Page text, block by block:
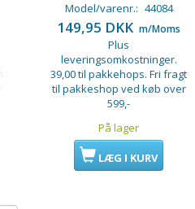
Model/varenr.: 44084
149,95 DKK m/Moms
Plus
leveringsomkostninger.
39,00 til pakkehops. Fri fragt
til pakkeshop ved køb over
599,-
På lager
LÆG I KURV